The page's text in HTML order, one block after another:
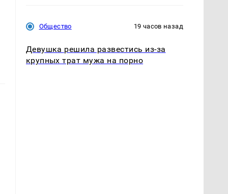
Общество 19 часов назад
Девушка решила развестись из-за
крупных трат мужа на порно